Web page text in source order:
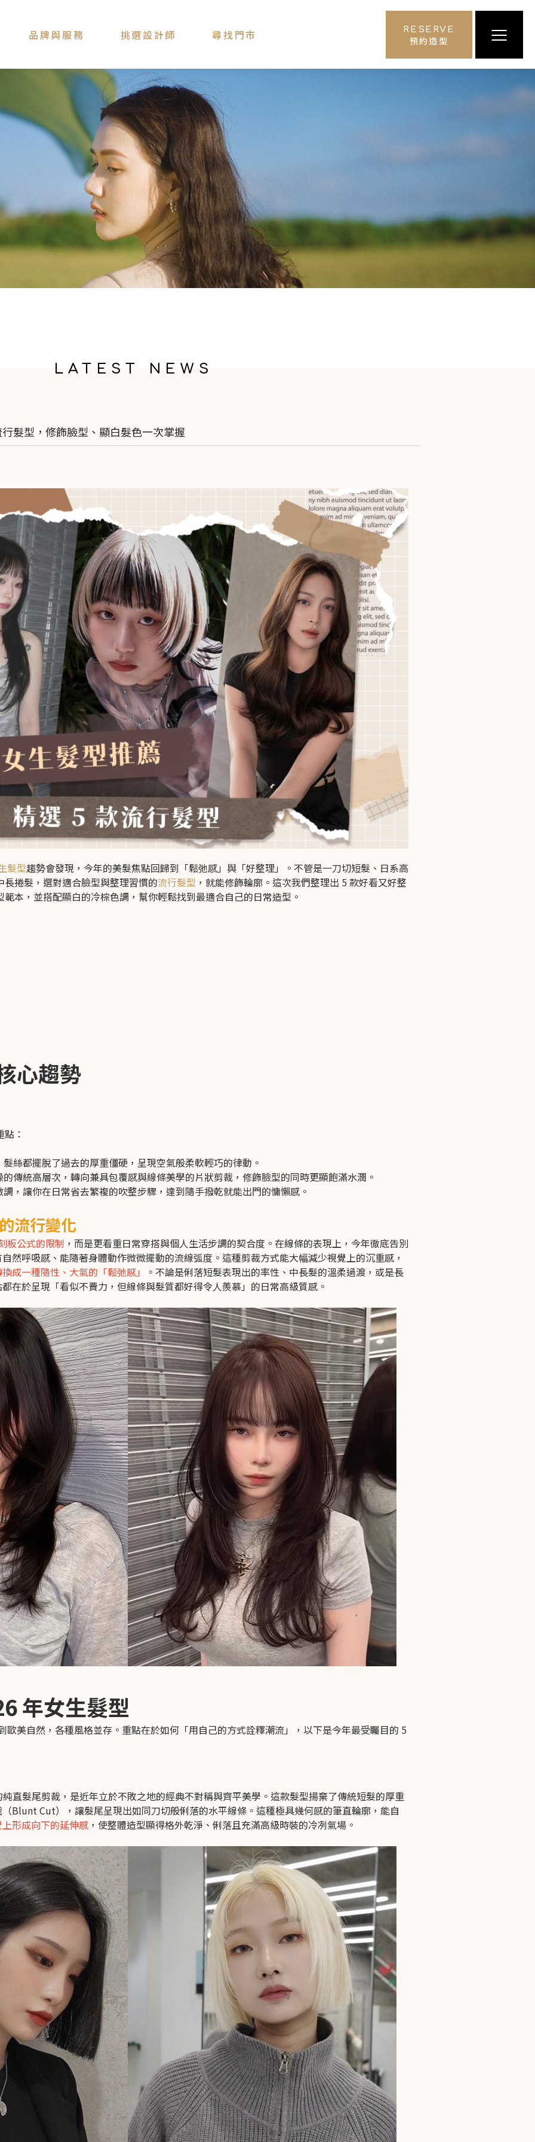
品牌與服務 挑選設計師 尋找門市 RESERVE
預約造型
LATEST NEWS
髮型，修飾臉型、顯白髮色一次掌握
髮型趨勢會發現，今年的美髮焦點回歸到「鬆弛感」與「好整理」。不管是一刀切短髮、日系高
捲髮，選對適合臉型與整理習慣的流行髮型 ，就能修飾輪廓。這次我們整理出 5 款好看又好整
範本，並搭配顯白的冷棕色調，幫你輕鬆找到最適合自己的日常造型。
心趨勢
：
絲都擺脫了過去的厚重僵硬，呈現空氣般柔軟輕巧的律動。
傳統高層次，轉向兼具包覆感與線條美學的片狀剪裁，修飾臉型的同時更顯飽滿水潤。
，讓你在日常省去繁複的吹整步驟，達到隨手撥乾就能出門的慵懶感。
流行變化
板公式的限制 ，而是更看重日常穿搭與個人生活步調的契合度。在線條的表現上，今年徹底告別
然呼吸感、能隨著身體動作微微擺動的流線弧度。這種剪裁方式能大幅減少視覺上的沉重感，
成一種隨性、大氣的「鬆弛感」
。不論是俐落短髮表現出的率性、中長髮的溫柔過渡，或是長
在於呈現「看似不費力，但線條與髮質都好得令人羨慕」的日常高級質感。
年女生髮型
歐美自然，各種風格並存。重點在於如何「用自己的方式詮釋潮流」，以下是今年最受矚目的 5
純直髮尾剪裁，是近年立於不敗之地的經典不對稱與齊平美學。這款髮型揚棄了傳統短髮的厚重
Blunt Cut），讓髮尾呈現出如同刀切般俐落的水平線條。這種極具幾何感的筆直輪廓，能自
形成向下的延伸感 ，使整體造型顯得格外乾淨、俐落且充滿高級時裝的冷冽氣場。
Our Brand
品牌與服務
關於我們
人才招募
優惠總覽
價目表
Hair style
造型案例
區塊染
公主切
一刀切
奶茶色
特殊色
男生髮型
極短髮＆短髮
光線＆漸層染
燙髮
資訊中心
產品推薦
美髮小知識
流行趨勢
T: 07-5528613
營業時間: Open 11:30 / Close 20:00